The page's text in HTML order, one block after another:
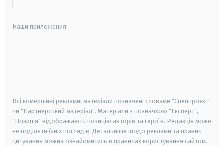
Наши приложения:
Всі комерційні рекламні матеріали позначені словами "Спецпроєкт"
чи "Партнерський матеріал". Матеріали з позначкою "Експерт",
"Позиція" відображають позицію авторів та героїв. Редакція може
не поділяти їхніх поглядів. Детальніше щодо реклами та правил
цитування можна ознайомитись в правилах користування сайтом.